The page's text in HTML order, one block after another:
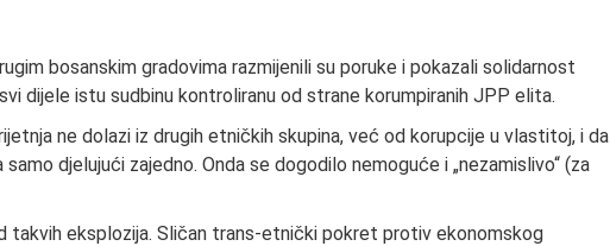
bosanskim gradovima razmijenili su poruke i pokazali solidarnost
dijele istu sudbinu kontroliranu od strane korumpiranih JPP elita.
ne dolazi iz drugih etničkih skupina, već od korupcije u vlastitoj, i da
djelujući zajedno. Onda se dogodilo nemoguće i „nezamislivo“ (za
takvih eksplozija. Sličan trans-etnički pokret protiv ekonomskog